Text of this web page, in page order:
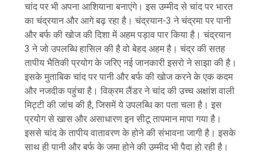
चांद पर भी अपना आशियाना बनाएंगे। इस उम्मीद से चांद पर भारत
का चंद्रयान और आगे बढ़ रहा है। चंद्रयान-3 ने चंद्रमा पर पानी
और बर्फ की खोज की दिशा में अहम पड़ाव पार किया है। चंद्रयान
3 ने जो उपलब्धि हासिल की है वो बेहद अहम है। चंद्र की सतह
तापीय भैतिकी प्रयोग के जरिए नई जानकारी इसरो ने साझा की है।
इसके मुताबिक चांद पर पानी और बर्फ की खोज करने के एक कदम
और नजदीक पहुंचा है। विक्रम लैंडर ने चांद की उच्च अक्षांश वाली
मिट्टी की जांच की है, जिसमें ये उपलब्धि का पता चला है। इस
प्रयोग से खास और असाधारण इन सीटू तापमान मापा गया है।
इससे चांद के तापीय वातावरण के होने की संभावना जागी है। इसके
साथ ही पानी और बर्फ के जमा होने की उम्मीद भी पैदा हो रही है।